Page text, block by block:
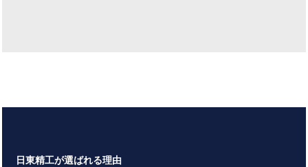
日東精工が選ばれる理由